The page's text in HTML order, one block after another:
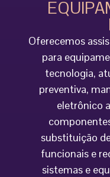
Oferecemos
para
tecnologia,
preventiva,
eletrônico
substituição
funcionais e
sistemas e